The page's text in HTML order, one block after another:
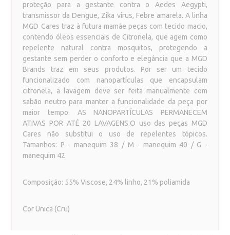
proteção para a gestante contra o Aedes Aegypti,
transmissor da Dengue, Zika vírus, Febre amarela. A linha
MGD Cares traz à futura mamãe peças com tecido macio,
contendo óleos essenciais de Citronela, que agem como
repelente natural contra mosquitos, protegendo a
gestante sem perder o conforto e elegância que a MGD
Brands traz em seus produtos. Por ser um tecido
funcionalizado com nanopartículas que encapsulam
citronela, a lavagem deve ser feita manualmente com
sabão neutro para manter a funcionalidade da peça por
maior tempo. AS NANOPARTÍCULAS PERMANECEM
ATIVAS POR ATÉ 20 LAVAGENS.O uso das peças MGD
Cares não substitui o uso de repelentes tópicos.
Tamanhos: P - manequim 38 / M - manequim 40 / G -
manequim 42
Composição: 55% Viscose, 24% linho, 21% poliamida
Cor Unica (Cru)